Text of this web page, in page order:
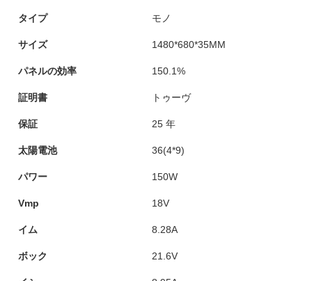
タイプ モノ
サイズ 1480*680*35MM
パネルの効率 150.1%
証明書 トゥーヴ
保証 25 年
太陽電池 36(4*9)
パワー 150W
Vmp 18V
イム 8.28A
ボック 21.6V